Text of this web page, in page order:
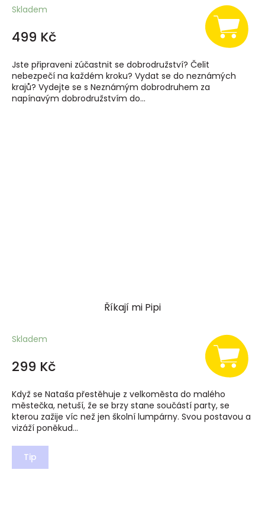
Skladem
499 Kč
Jste připraveni zúčastnit se dobrodružství? Čelit
nebezpečí na každém kroku? Vydat se do neznámých
krajů? Vydejte se s Neznámým dobrodruhem za
napínavým dobrodružstvím do...
Říkají mi Pipi
Skladem
299 Kč
Když se Nataša přestěhuje z velkoměsta do malého
městečka, netuší, že se brzy stane součástí party, se
kterou zažije víc než jen školní lumpárny. Svou postavou a
vizáží poněkud...
Tip